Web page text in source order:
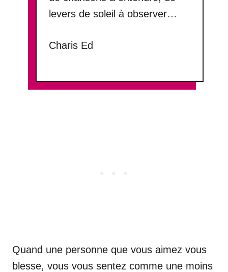
levers de soleil à observer…
Charis Ed
Quand une personne que vous aimez vous
blesse, vous vous sentez comme une moins